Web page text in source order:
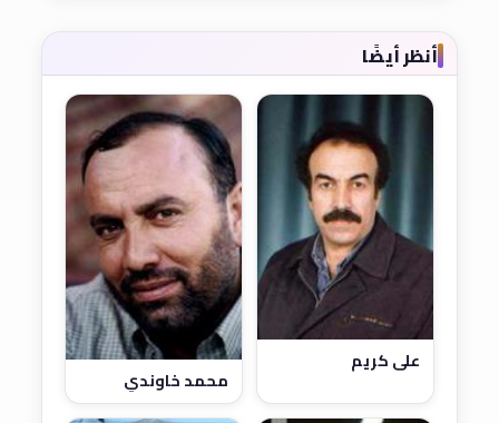
أنظر أيضًا
علي كريم
محمد خاوندي